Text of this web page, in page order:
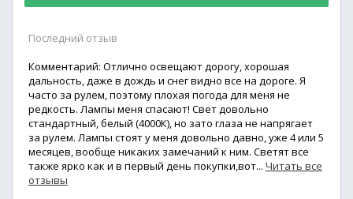
Последний отзыв
Комментарий: Отлично освещают дорогу, хорошая
дальность, даже в дождь и снег видно все на дороге. Я
часто за рулем, поэтому плохая погода для меня не
редкость. Лампы меня спасают! Свет довольно
стандартный, белый (4000К), но зато глаза не напрягает
за рулем. Лампы стоят у меня довольно давно, уже 4 или 5
месяцев, вообще никаких замечаний к ним. Светят все
также ярко как и в первый день покупки,вот... Читать все
отзывы